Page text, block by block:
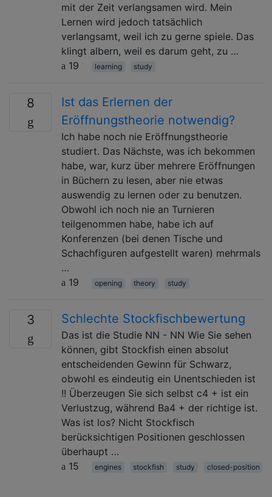
mit der Zeit verlangsamen wird. Mein
Lernen wird jedoch tatsächlich
verlangsamt, weil ich zu gerne spiele. Das
klingt albern, weil es darum geht, zu …
19
learning study
8
Ist das Erlernen der
Eröffnungstheorie notwendig?
Ich habe noch nie Eröffnungstheorie
studiert. Das Nächste, was ich bekommen
habe, war, kurz über mehrere Eröffnungen
in Büchern zu lesen, aber nie etwas
auswendig zu lernen oder zu benutzen.
Obwohl ich noch nie an Turnieren
teilgenommen habe, habe ich auf
Konferenzen (bei denen Tische und
Schachfiguren aufgestellt waren) mehrmals
…
19
opening theory study
3 Schlechte Stockfischbewertung
Das ist die Studie NN - NN Wie Sie sehen
können, gibt Stockfish einen absolut
entscheidenden Gewinn für Schwarz,
obwohl es eindeutig ein Unentschieden ist
!! Überzeugen Sie sich selbst c4 + ist ein
Verlustzug, während Ba4 + der richtige ist.
Was ist los? Nicht Stockfisch
berücksichtigen Positionen geschlossen
überhaupt …
15
engines stockfish study closed-position